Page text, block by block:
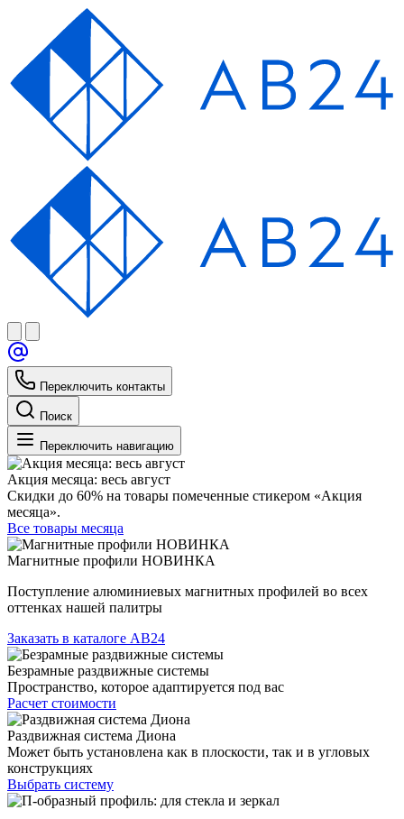
Переключить контакты
Поиск
Переключить навигацию
Акция месяца: весь август
Скидки до 60% на товары помеченные стикером «Акция
месяца».
Все товары месяца
Магнитные профили НОВИНКА
Поступление алюминиевых магнитных профилей во всех
оттенках нашей палитры
Заказать в каталоге АВ24
Безрамные раздвижные системы
Пространство, которое адаптируется под вас
Расчет стоимости
Раздвижная система Диона
Может быть установлена как в плоскости, так и в угловых
конструкциях
Выбрать систему